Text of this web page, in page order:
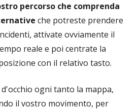
percorso che comprenda
che potreste prendere
attivate ovviamente il
reale e poi centrate la
con il relativo tasto.
ogni tanto la mappa,
il vostro movimento, per